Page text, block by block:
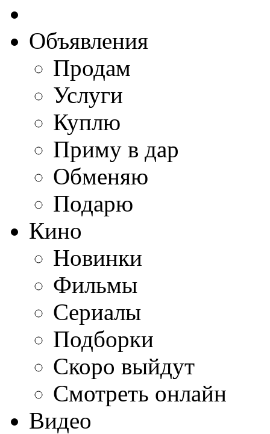
Объявления
Продам
Услуги
Куплю
Приму в дар
Обменяю
Подарю
Кино
Новинки
Фильмы
Сериалы
Подборки
Скоро выйдут
Смотреть онлайн
Видео